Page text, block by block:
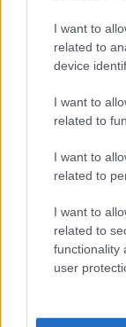
I want to
related to
device
I want to
related to
I want to
related to
I want to
related to
functionality
user
«Νέα
δίνει τις
έμφαση στο
τόνισε,
Η παιδεία, η
ακρίβεια, η
όλα. Για
κυβέρνηση
μετά τις
Πολιτικών
και